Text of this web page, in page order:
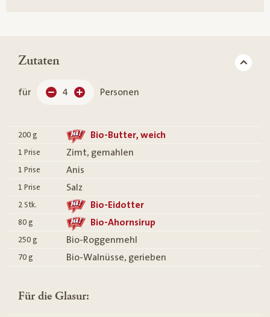
Zutaten
für 4 Personen
200 g Bio-Butter, weich
1 Prise Zimt, gemahlen
1 Prise Anis
1 Prise Salz
2 Stk. Bio-Eidotter
80 g Bio-Ahornsirup
250 g Bio-Roggenmehl
70 g Bio-Walnüsse, gerieben
Für die Glasur: